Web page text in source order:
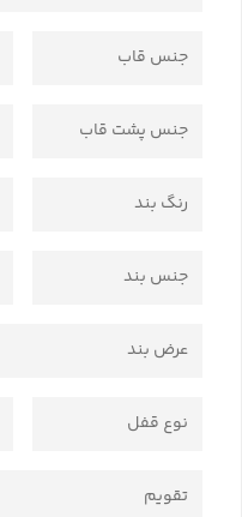
جنس قاب
جنس پشت قاب
رنگ بند
جنس بند
عرض بند
نوع قفل
تقویم